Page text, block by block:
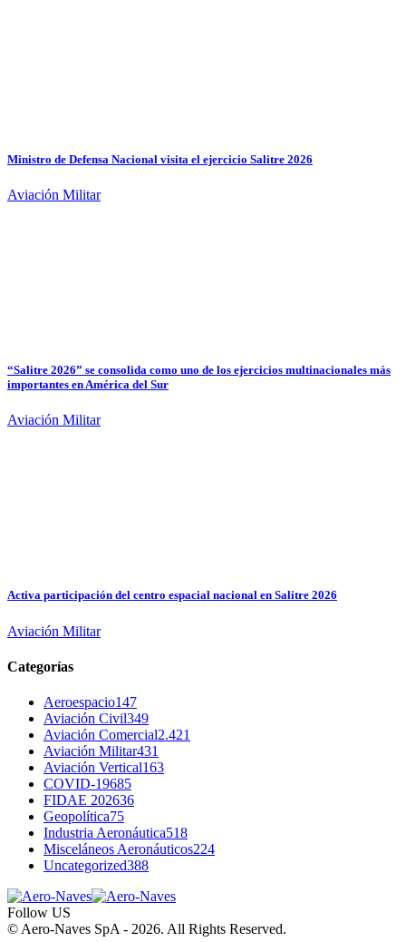
Ministro de Defensa Nacional visita el ejercicio Salitre 2026
Aviación Militar
“Salitre 2026” se consolida como uno de los ejercicios multinacionales más
importantes en América del Sur
Aviación Militar
Activa participación del centro espacial nacional en Salitre 2026
Aviación Militar
Categorías
Aeroespacio147
Aviación Civil349
Aviación Comercial2.421
Aviación Militar431
Aviación Vertical163
COVID-19685
FIDAE 202636
Geopolítica75
Industria Aeronáutica518
Misceláneos Aeronáuticos224
Uncategorized388
Follow US
© Aero-Naves SpA - 2026. All Rights Reserved.